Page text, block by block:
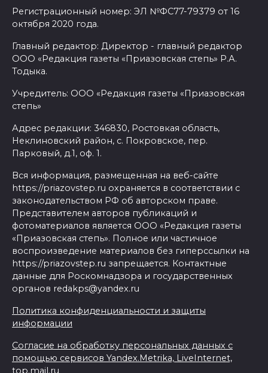
Регистрационный номер: ЭЛ №ФС77-79379 от 16
октября 2020 года.
Главный редактор: Директор - главный редактор
ООО «Редакция газеты «Приазовская степь» Р.А.
Тодыка.
Учредитель: ООО «Редакция газеты «Приазовская
степь»
Адрес редакции: 346830, Ростовкая область,
Неклиновский район, с. Покровское, пер.
Парковый, д.1, оф. 1.
Вся информация, размещенная на веб-сайте
https://priazovstep.ru охраняется в соответствии с
законодательством РФ об авторском праве.
Представителем авторов публикаций и
фотоматериалов является ООО «Редакция газеты
«Приазовская степь». Полное или частичное
воспроизведение материалов без гиперссылки на
https://priazovstep.ru запрещается. Контактные
данные для Роскомнадзора и государственных
органов redakps@yandex.ru
Политика конфиденциальности и защиты
информации
Согласие на обработку персональных данных с
помощью сервисов Yandex.Metrika, LiveInternet,